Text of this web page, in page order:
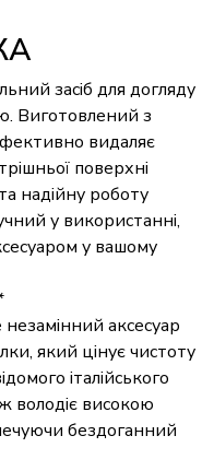
засіб для догляду
Виготовлений з
видаляє
поверхні
надійну роботу
у використанні,
у вашому
аксесуар
який цінує чистоту
італійського
володіє високою
бездоганний